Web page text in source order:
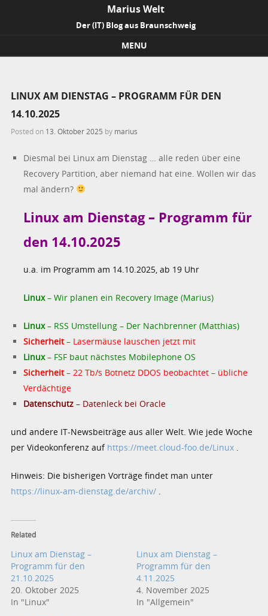
Marius Welt
Der (IT) Blog aus Braunschweig
MENU
LINUX AM DIENSTAG – PROGRAMM FÜR DEN
14.10.2025
Posted on 13. Oktober 2025 by marius
Diesmal bei Linux am Dienstag … alle reden über eine
Recovery Partition, aber niemand hat eine. Wollen wir das
mal ändern?
Linux am Dienstag – Programm für
den 14.10.2025
u.a. im Programm am 14.10.2025, ab 19 Uhr
Linux– Wir planen ein Recovery Image (Marius)
Linux– RSS Umstellung – Der Nachbrenner (Matthias)
Sicherheit– Lasermäuse lauschen jetzt mit
Linux– FSF baut nächstes Mobilephone OS
Sicherheit– 22 Tb/s Botnetz DDOS beobachtet – übliche
Verdächtige
Datenschutz – Datenleck bei Oracle
und andere IT-Newsbeiträge aus aller Welt. Wie jede Woche
per Videokonferenz auf https://meet.cloud-foo.de/Linux .
Hinweis: Die bisherigen Vorträge findet man unter
https://linux-am-dienstag.de/archiv/ .
Related
Linux am Dienstag –
Programm für den
21.10.2025
20. Oktober 2025
In "Linux"
Linux am Dienstag –
Programm für den
4.11.2025
4. November 2025
In "Allgemein"